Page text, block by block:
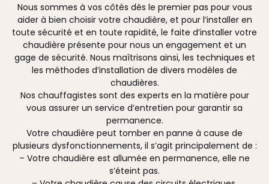
Nous sommes à vos côtés dès le premier pas pour vous
aider à bien choisir votre chaudière, et pour l’installer en
toute sécurité et en toute rapidité, le faite d’installer votre
chaudière présente pour nous un engagement et un
gage de sécurité. Nous maîtrisons ainsi, les techniques et
les méthodes d’installation de divers modèles de
chaudières.
Nos chauffagistes sont des experts en la matière pour
vous assurer un service d’entretien pour garantir sa
permanence.
Votre chaudière peut tomber en panne à cause de
plusieurs dysfonctionnements, il s’agit principalement de :
– Votre chaudière est allumée en permanence, elle ne
s’éteint pas.